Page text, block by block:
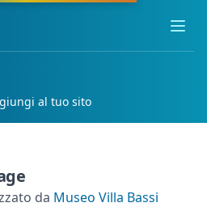
al tuo sito
da Museo Villa Bassi